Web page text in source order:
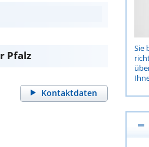
Pfalz
Kontaktdaten
Sie